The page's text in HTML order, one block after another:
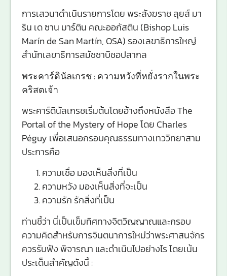
การเสวนาดำเนินรายการโดย พระสังฆราช ลุยส์ มา
ริน เด ซาน มาร์ติน คณะออกัสติน (Bishop Luis
Marín de San Martín, OSA) รองเลขาธิการใหญ่
สำนักเลขาธิการสมัชชาบิชอปสากล
พระคาร์ดินัลเกรช : ความหวังที่หยั่งรากในพระ
คริสตเจ้า
พระคาร์ดินัลเกรชเริ่มต้นโดยอ้างถึงหนังสือ The
Portal of the Mystery of Hope โดย Charles
Péguy เพื่อเสนอกรอบคุณธรรมทางเทววิทยาสาม
ประการคือ
ความเชื่อ มองเห็นสิ่งที่เป็น
ความหวัง มองเห็นสิ่งที่จะเป็น
ความรัก รักสิ่งที่เป็น
ท่านชี้ว่า นี่เป็นเข็มทิศทางจิตวิญญาณและกรอบ
ความคิดสำหรับการจินตนาการใหม่ว่าพระศาสนจักร
ควรรับฟัง พิจารณา และดำเนินไปอย่างไร โดยเน้น
ประเด็นสำคัญดังนี้ :